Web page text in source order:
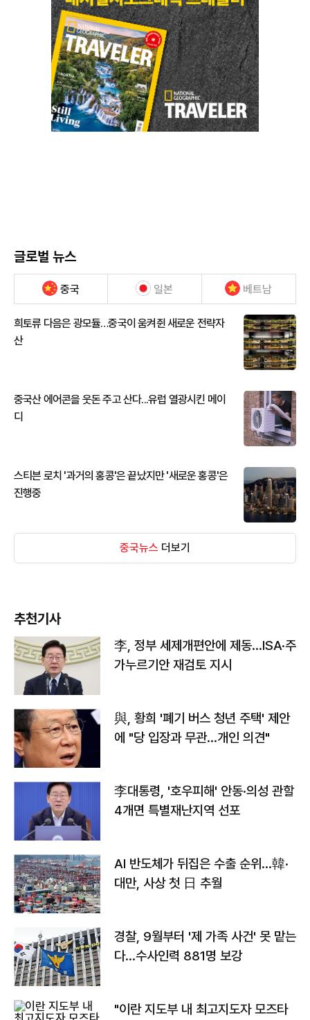
글로벌 뉴스
중국 일본 베트남
희토류 다음은 광모듈…중국이 움켜쥔 새로운 전략자
산
중국산 에어콘을 웃돈 주고 산다...유럽 열광시킨 메이
디
스티븐 로치 '과거의 홍콩'은 끝났지만 '새로운 홍콩'은
진행중
중국뉴스 더보기
추천기사
李, 정부 세제개편안에 제동…ISA·주
가누르기안 재검토 지시
與, 황희 '폐기 버스 청년 주택' 제안
에 "당 입장과 무관…개인 의견"
李대통령, '호우피해' 안동·의성 관할
4개면 특별재난지역 선포
AI 반도체가 뒤집은 수출 순위…韓·
대만, 사상 첫 日 추월
경찰, 9월부터 '제 가족 사건' 못 맡는
다…수사인력 881명 보강
"이란 지도부 내 최고지도자 모즈타